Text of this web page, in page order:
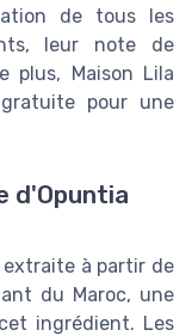
de tous les
leur note de
plus, Maison Lila
pour une
d'Opuntia
extraite à partir de
du Maroc, une
ingrédient. Les